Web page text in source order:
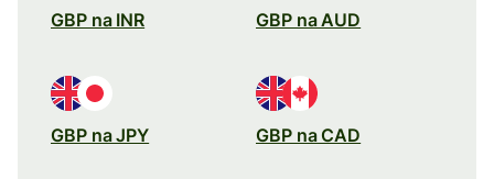
GBP na INR GBP na AUD
GBP na JPY GBP na CAD